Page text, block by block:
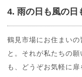
4. 雨の日も風の日
鶴見市場にお住まいの
と。それが私たちの
も、どうぞお気軽に